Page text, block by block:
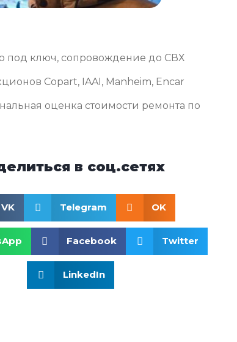
под ключ, сопровождение до СВХ
Copart, IAAI, Manheim, Encar
оценка стоимости ремонта по
в соц.сетях
VK Telegram OK
Facebook Twitter
LinkedIn